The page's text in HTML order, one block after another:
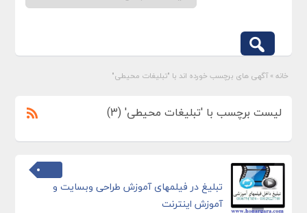
خانه » آگهی های برچسب خورده اند با "تبلیغات محیطی"
لیست برچسب با 'تبلیغات محیطی' (3)
تبلیغ در فیلمهای آموزش طراحی وبسایت و
آموزش اینترنت